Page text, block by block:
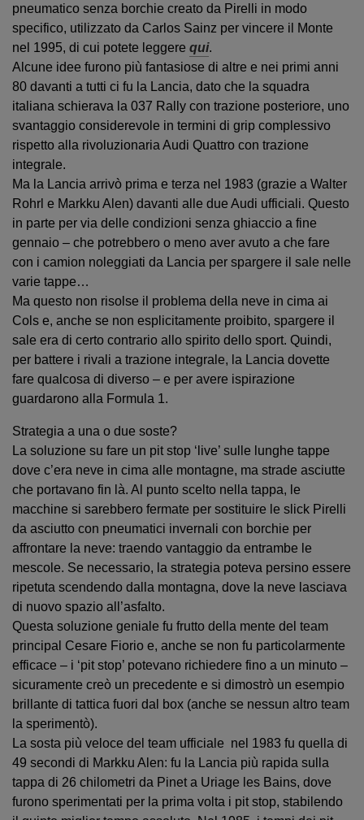
pneumatico senza borchie creato da Pirelli in modo
specifico, utilizzato da Carlos Sainz per vincere il Monte
nel 1995, di cui potete leggere qui.
Alcune idee furono più fantasiose di altre e nei primi anni
80 davanti a tutti ci fu la Lancia, dato che la squadra
italiana schierava la 037 Rally con trazione posteriore, uno
svantaggio considerevole in termini di grip complessivo
rispetto alla rivoluzionaria Audi Quattro con trazione
integrale.
Ma la Lancia arrivò prima e terza nel 1983 (grazie a Walter
Rohrl e Markku Alen) davanti alle due Audi ufficiali. Questo
in parte per via delle condizioni senza ghiaccio a fine
gennaio – che potrebbero o meno aver avuto a che fare
con i camion noleggiati da Lancia per spargere il sale nelle
varie tappe…
Ma questo non risolse il problema della neve in cima ai
Cols e, anche se non esplicitamente proibito, spargere il
sale era di certo contrario allo spirito dello sport. Quindi,
per battere i rivali a trazione integrale, la Lancia dovette
fare qualcosa di diverso – e per avere ispirazione
guardarono alla Formula 1.
Strategia a una o due soste?
La soluzione su fare un pit stop ‘live’ sulle lunghe tappe
dove c’era neve in cima alle montagne, ma strade asciutte
che portavano fin là. Al punto scelto nella tappa, le
macchine si sarebbero fermate per sostituire le slick Pirelli
da asciutto con pneumatici invernali con borchie per
affrontare la neve: traendo vantaggio da entrambe le
mescole. Se necessario, la strategia poteva persino essere
ripetuta scendendo dalla montagna, dove la neve lasciava
di nuovo spazio all’asfalto.
Questa soluzione geniale fu frutto della mente del team
principal Cesare Fiorio e, anche se non fu particolarmente
efficace – i ‘pit stop’ potevano richiedere fino a un minuto –
sicuramente creò un precedente e si dimostrò un esempio
brillante di tattica fuori dal box (anche se nessun altro team
la sperimentò).
La sosta più veloce del team ufficiale nel 1983 fu quella di
49 secondi di Markku Alen: fu la Lancia più rapida sulla
tappa di 26 chilometri da Pinet a Uriage les Bains, dove
furono sperimentati per la prima volta i pit stop, stabilendo